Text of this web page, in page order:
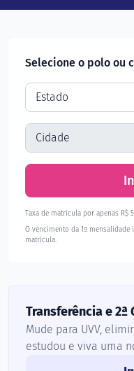
Selecione o polo ou
Taxa de matrícula por apenas R$
O vencimento da 1ª
matrícula.
Transferência e 2ª
Mude para UVV,
estudou e viva uma